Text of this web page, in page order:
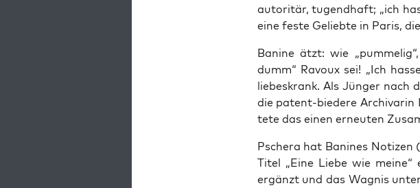
auto­ri­tär, tugend­haft; „ich
eine fes­te Gelieb­te in Paris,
Bani­ne ätzt: wie
dumm“ Ravoux sei! „Ich
lie­bes­krank. Als Jün­ger nach
die patent-bie­de­re Archi­va­rin
te­te das einen erneu­ten
Psche­ra hat Bani­nes
Titel „Eine Lie­be wie
ergänzt und das Wag­nis